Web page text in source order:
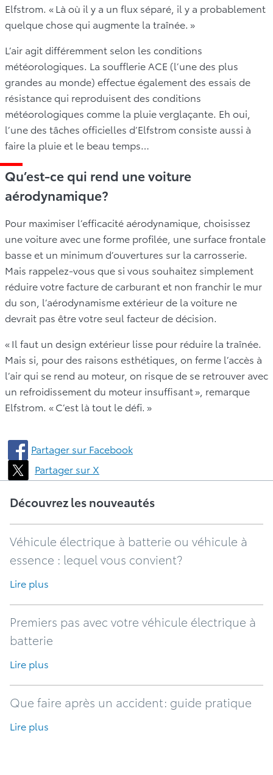
Elfstrom. « Là où il y a un flux séparé, il y a probablement
quelque chose qui augmente la traînée. »
L’air agit différemment selon les conditions
météorologiques. La soufflerie ACE (l’une des plus
grandes au monde) effectue également des essais de
résistance qui reproduisent des conditions
météorologiques comme la pluie verglaçante. Eh oui,
l’une des tâches officielles d’Elfstrom consiste aussi à
faire la pluie et le beau temps…
Qu’est-ce qui rend une voiture
aérodynamique?
Pour maximiser l’efficacité aérodynamique, choisissez
une voiture avec une forme profilée, une surface frontale
basse et un minimum d’ouvertures sur la carrosserie.
Mais rappelez-vous que si vous souhaitez simplement
réduire votre facture de carburant et non franchir le mur
du son, l’aérodynamisme extérieur de la voiture ne
devrait pas être votre seul facteur de décision.
« Il faut un design extérieur lisse pour réduire la traînée.
Mais si, pour des raisons esthétiques, on ferme l’accès à
l’air qui se rend au moteur, on risque de se retrouver avec
un refroidissement du moteur insuffisant », remarque
Elfstrom. « C’est là tout le défi. »
Partager sur Facebook
Partager sur X
Découvrez les nouveautés
Véhicule électrique à batterie ou véhicule à
essence : lequel vous convient?
Lire plus
Premiers pas avec votre véhicule électrique à
batterie
Lire plus
Que faire après un accident: guide pratique
Lire plus